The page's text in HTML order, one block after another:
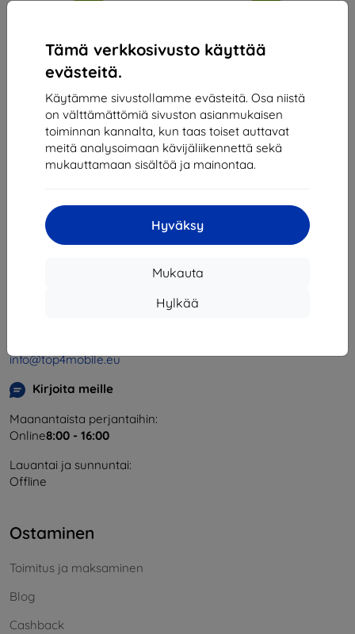
Tämä verkkosivusto käyttää
evästeitä.
Käytämme sivustollamme evästeitä. Osa niistä
on välttämättömiä sivuston asianmukaisen
toiminnan kannalta, kun taas toiset auttavat
meitä analysoimaan kävijäliikennettä sekä
mukauttamaan sisältöä ja mainontaa.
Hyväksy
Mukauta
Hylkää
yhteensä .
«
Shield-SK s.r.o.
SK2023549671
info@top4mobile.eu
Kirjoita meille
Maanantaista perjantaihin:
Online8:00 - 16:00
Lauantai ja sunnuntai:
Offline
Ostaminen
Toimitus ja maksaminen
Blog
Cashback